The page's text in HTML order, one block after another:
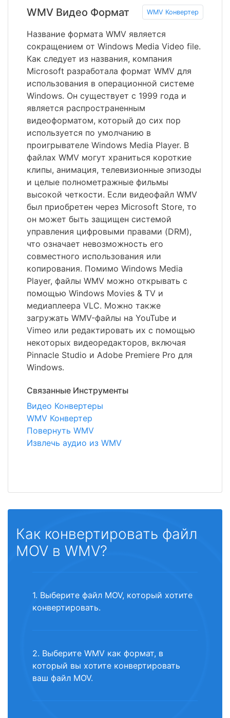
WMV Видео Формат WMV Конвертер
Название формата WMV является
сокращением от Windows Media Video file.
Как следует из названия, компания
Microsoft разработала формат WMV для
использования в операционной системе
Windows. Он существует с 1999 года и
является распространенным
видеоформатом, который до сих пор
используется по умолчанию в
проигрывателе Windows Media Player. В
файлах WMV могут храниться короткие
клипы, анимация, телевизионные эпизоды
и целые полнометражные фильмы
высокой четкости. Если видеофайл WMV
был приобретен через Microsoft Store, то
он может быть защищен системой
управления цифровыми правами (DRM),
что означает невозможность его
совместного использования или
копирования. Помимо Windows Media
Player, файлы WMV можно открывать с
помощью Windows Movies & TV и
медиаплеера VLC. Можно также
загружать WMV-файлы на YouTube и
Vimeo или редактировать их с помощью
некоторых видеоредакторов, включая
Pinnacle Studio и Adobe Premiere Pro для
Windows.
Связанные Инструменты
Видео Конвертеры
WMV Конвертер
Повернуть WMV
Извлечь аудио из WMV
Как конвертировать файл
MOV в WMV?
1. Выберите файл MOV, который хотите
конвертировать.
2. Выберите WMV как формат, в
который вы хотите конвертировать
ваш файл MOV.